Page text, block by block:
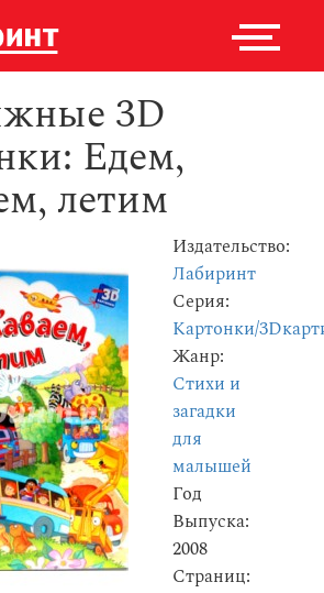
3D
Едем,
летим
Издательство:
Лабиринт
Серия:
Картонки/
Жанр:
Стихи и
загадки
для
малышей
Год
Выпуска:
2008
Страниц: